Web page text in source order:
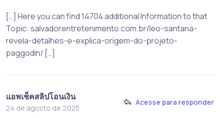
[…] Here you can find 14704 additional Information to that
Topic: salvadorentretenimento.com.br/leo-santana-
revela-detalhes-e-explica-origem-do-projeto-
paggodin/ […]
แอพเช็คสลิปโอนเงิน
24 de agosto de 2025
Acesse para responder